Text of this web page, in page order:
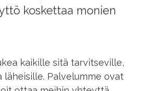
koskettaa monien
kaikille sitä tarvitseville,
läheisille. Palvelumme ovat